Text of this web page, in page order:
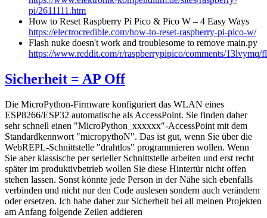
pi/2611111.htm
How to Reset Raspberry Pi Pico & Pico W – 4 Easy Ways
https://electrocredible.com/how-to-reset-raspberry-pi-pico-w/
Flash nuke doesn't work and troublesome to remove main.py
https://www.reddit.com/r/raspberrypipico/comments/13lvymq/
Sicherheit = AP Off
Die MicroPython-Firmware konfiguriert das WLAN eines
ESP8266/ESP32 automatische als AccessPoint. Sie finden daher
sehr schnell einen "MicroPython_xxxxxx"-AccessPoint mit dem
Standardkennwort "micropythoN". Das ist gut, wenn Sie über die
WebREPL-Schnittstelle "drahtlos" programmieren wollen. Wenn
Sie aber klassische per serieller Schnittstelle arbeiten und erst recht
später im produktivbetrieb wollen Sie diese Hintertür nicht offen
stehen lassen. Sonst könnte jede Person in der Nähe sich ebenfalls
verbinden und nicht nur den Code auslesen sondern auch verändern
oder ersetzen. Ich habe daher zur Sicherheit bei all meinen Projekten
am Anfang folgende Zeilen addieren